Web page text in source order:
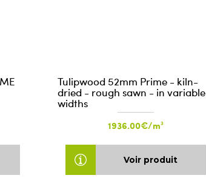
Tulipwood 52mm Prime - kiln-
dried - rough sawn - in variable
widths
1936.00€/m³
Voir produit